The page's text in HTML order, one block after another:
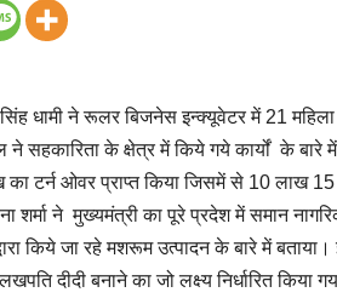
धामी ने रूलर बिजनेस इन्क्यूवेटर में 21
सहकारिता के क्षेत्र में किये गये कार्यों के बारे
का टर्न ओवर प्राप्त किया जिसमें से 10 लाख
ने मुख्यमंत्री का पूरे प्रदेश में समान
किये जा रहे मशरूम उत्पादन के बारे में
दीदी बनाने का जो लक्ष्य निर्धारित किया